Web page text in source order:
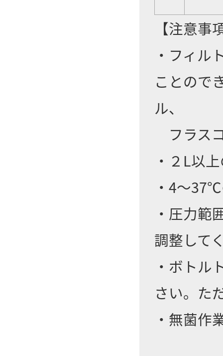
【注意事
・フィル
ことので
ル、
フラス
・２L以
・4～
・圧力範
調整して
・ボトル
さい。た
・無菌作